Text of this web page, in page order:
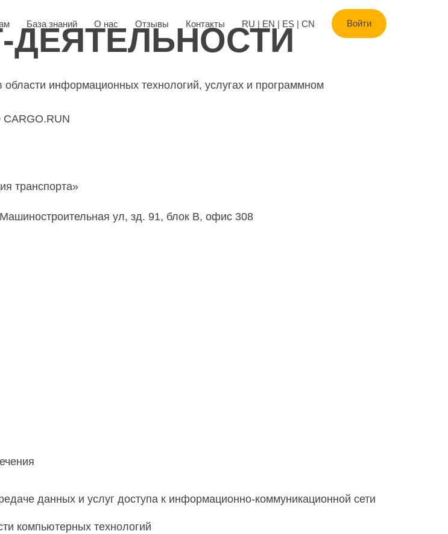
База знаний О нас Отзывы Контакты RU | EN | ES | CN Войти
ДЕЯТЕЛЬНОСТИ
информационных технологий, услугах и программном
транспорта»
ул, зд. 91, блок В, офис 308
данных и услуг доступа к информационно-коммуникационной сети
компьютерных технологий